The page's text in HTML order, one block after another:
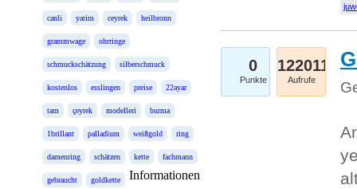
canli yarim ceyrek heilbronn
grammwage ohrringe
schmuckschätzung silberschmuck
kostenlos esslingen preise 22ayar
tam çeyrek modelleri burma
1brillant palladium weißgold ring
damenring schätzen kette fachmann
gebraucht goldkette Informationen
0
Punkte
122011
Aufrufe